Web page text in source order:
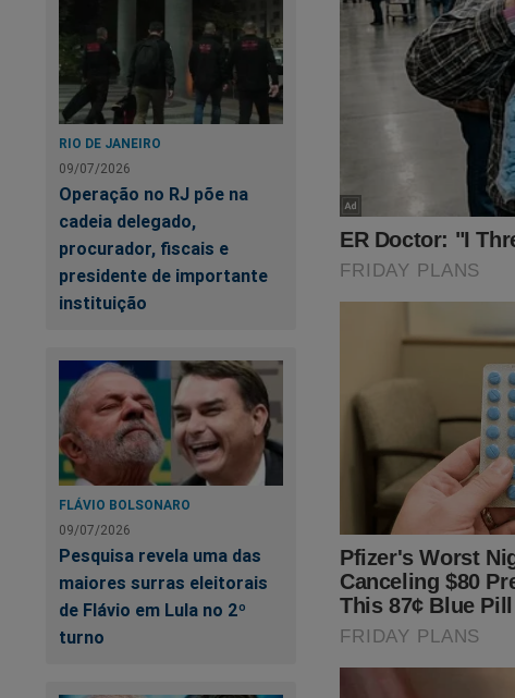
RIO DE JANEIRO
09/07/2026
Operação no RJ põe na
cadeia delegado,
procurador, fiscais e
presidente de importante
instituição
FLÁVIO BOLSONARO
09/07/2026
Pesquisa revela uma das
maiores surras eleitorais
de Flávio em Lula no 2º
turno
custeado pelo
O deputado finalizou:
“O que me
moral de
recebi,
Confira: